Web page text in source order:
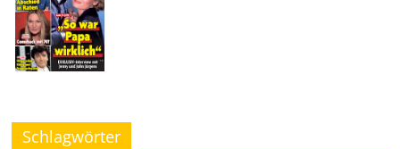
Schlagwörter